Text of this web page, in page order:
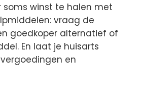
winst te halen met
vraag de
goedkoper alternatief of
En laat je huisarts
en